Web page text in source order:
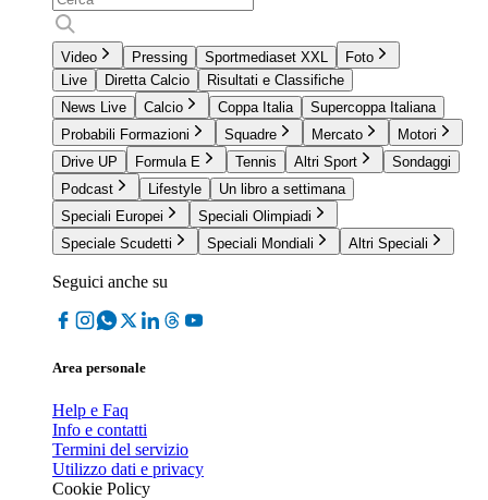
Video Pressing Sportmediaset XXL
Foto
Live
Diretta Calcio
Risultati e Classifiche
News Live
Calcio Coppa Italia
Supercoppa Italiana
Probabili Formazioni
Squadre Mercato
Motori
Drive UP
Formula E Tennis Altri Sport
Sondaggi
Podcast
Lifestyle
Un libro a settimana
Speciali Europei
Speciali Olimpiadi
Speciale Scudetti
Speciali Mondiali Altri Speciali
Seguici anche su
Area personale
Help e Faq
Info e contatti
Termini del servizio
Utilizzo dati e privacy
Cookie Policy